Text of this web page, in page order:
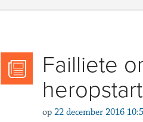
Failliete
op 22 december 2016